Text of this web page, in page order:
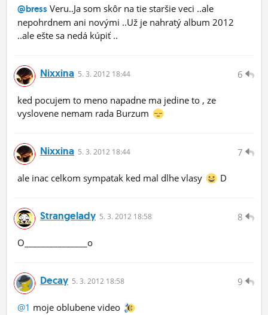
@bress Veru..Ja som skôr na tie staršie veci ..ale
nepohrdnem ani novými ..Už je nahratý album 2012
..ale ešte sa nedá kúpiť ..
6
Nixxina 5. 3. 2012 18:44
ked pocujem to meno napadne ma jedine to , ze
vyslovene nemam rada Burzum
7
Nixxina 5. 3. 2012 18:44
ale inac celkom sympatak ked mal dlhe vlasy D
8
Strangelady 5. 3. 2012 18:58
O_______________o
9
Decay 5. 3. 2012 18:58
@1 moje oblubene video